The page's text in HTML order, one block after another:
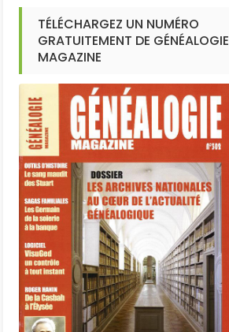
TÉLÉCHARGEZ UN NUMÉRO
GRATUITEMENT DE GÉNÉALOGIE
MAGAZINE